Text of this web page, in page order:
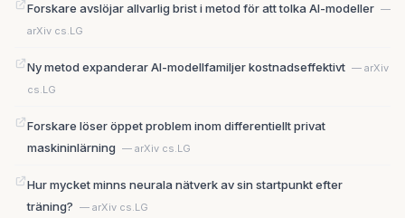
Forskare avslöjar allvarlig brist i metod för att tolka AI-modeller —
arXiv cs.LG
Ny metod expanderar AI-modellfamiljer kostnadseffektivt — arXiv
cs.LG
Forskare löser öppet problem inom differentiellt privat
maskininlärning — arXiv cs.LG
Hur mycket minns neurala nätverk av sin startpunkt efter
träning? — arXiv cs.LG